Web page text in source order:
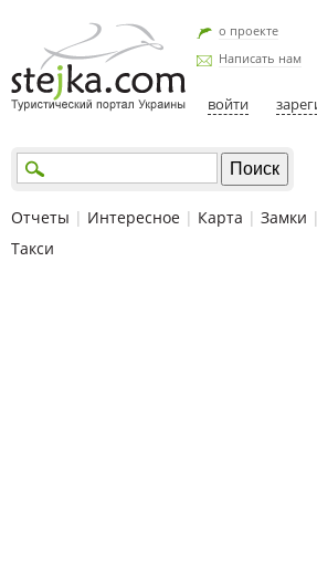
о проекте
Написать нам
войти
Отчеты | Интересное | Карта | Замки |
Такси